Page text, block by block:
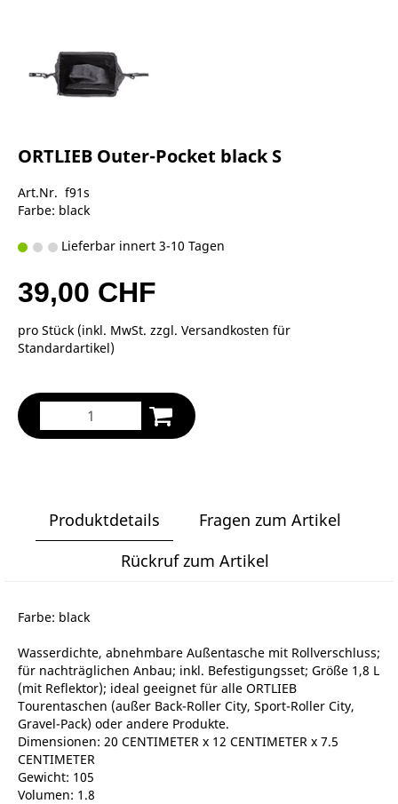
ORTLIEB Outer-Pocket black S
Art.Nr. f91s
Farbe: black
Lieferbar innert 3-10 Tagen
39,00 CHF
pro Stück (inkl. MwSt. zzgl. Versandkosten für
Standardartikel)
Produktdetails
Fragen zum Artikel
Rückruf zum Artikel
Farbe: black
Wasserdichte, abnehmbare Außentasche mit Rollverschluss;
für nachträglichen Anbau; inkl. Befestigungsset; Größe 1,8 L
(mit Reflektor); ideal geeignet für alle ORTLIEB
Tourentaschen (außer Back-Roller City, Sport-Roller City,
Gravel-Pack) oder andere Produkte.
Dimensionen: 20 CENTIMETER x 12 CENTIMETER x 7.5
CENTIMETER
Gewicht: 105
Volumen: 1.8